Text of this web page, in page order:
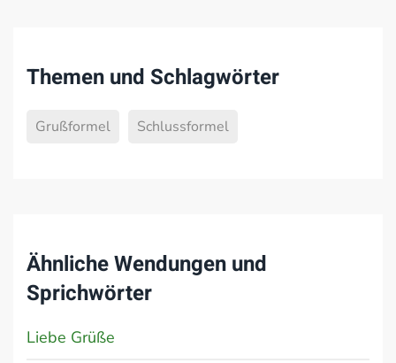
Themen und Schlagwörter
Grußformel Schlussformel
Ähnliche Wendungen und
Sprichwörter
Liebe Grüße